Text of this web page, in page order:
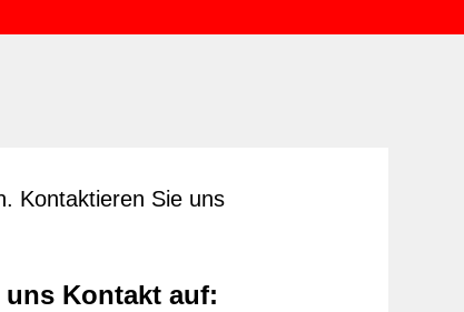
Kontaktieren Sie uns
Kontakt auf: